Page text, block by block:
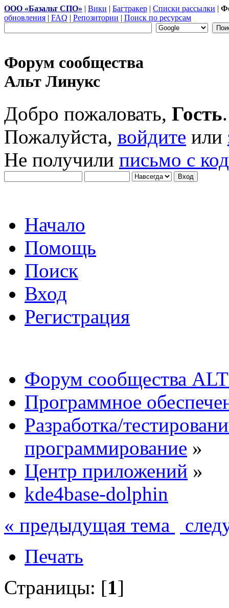
ООО «Базальт СПО» | Вики | Багтракер | Списки рассылки |
обновления | FAQ | Репозитории | Поиск по ресурсам
Форум сообщества
Альт Линукс
Добро пожаловать, Гость.
Пожалуйста, войдите или
Не получили письмо с
Начало
Помощь
Поиск
Вход
Регистрация
Форум сообщества
Программное
Разработка/
программирование »
Центр приложений »
kde4base-dolphin
« предыдущая тема
Печать
Страницы: [1]